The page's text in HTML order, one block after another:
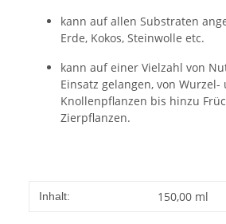
kann auf allen Substraten
Erde, Kokos, Steinwolle etc.
kann auf einer Vielzahl von
Einsatz gelangen, von Wurzel-
Knollenpflanzen bis hinzu
Zierpflanzen.
Inhalt: 150,00 ml